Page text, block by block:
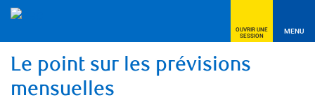
OUVRIR UNE
SESSION
MENU
Le point sur les prévisions
mensuelles